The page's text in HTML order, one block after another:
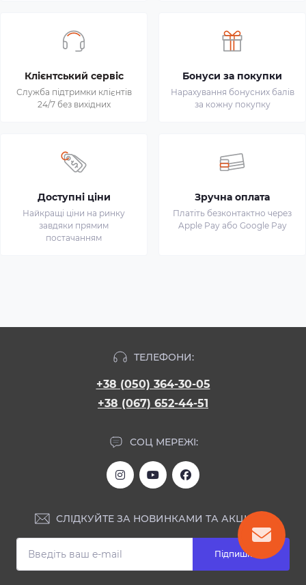
Клієнтський сервіс
Служба підтримки клієнтів
24/7 без вихідних
Бонуси за покупки
Нарахування бонусних балів
за кожну покупку
Доступні ціни
Найкращі ціни на ринку
завдяки прямим
постачанням
Зручна оплата
Платіть безконтактно через
Apple Pay або Google Pay
ТЕЛЕФОНИ:
+38 (050) 364-30-05
+38 (067) 652-44-51
СОЦ МЕРЕЖІ:
СЛІДКУЙТЕ ЗА НОВИНКАМИ ТА АКЦІЯМИ:
Підпишіться